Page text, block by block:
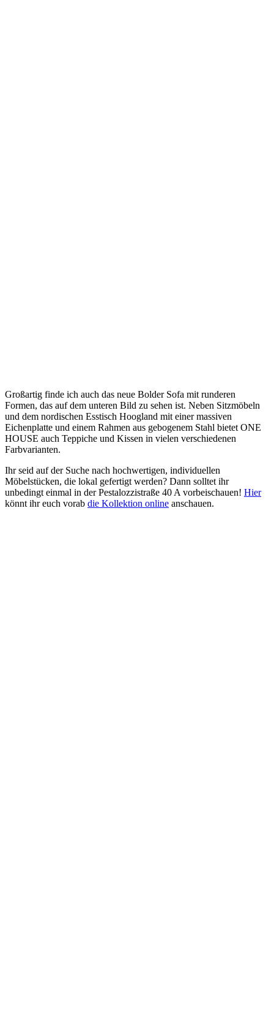
Großartig finde ich auch das neue Bolder Sofa mit runderen
Formen, das auf dem unteren Bild zu sehen ist. Neben Sitzmöbeln
und dem nordischen Esstisch Hoogland mit einer massiven
Eichenplatte und einem Rahmen aus gebogenem Stahl bietet ONE
HOUSE auch Teppiche und Kissen in vielen verschiedenen
Farbvarianten.
Ihr seid auf der Suche nach hochwertigen, individuellen
Möbelstücken, die lokal gefertigt werden? Dann solltet ihr
unbedingt einmal in der Pestalozzistraße 40 A vorbeischauen! Hier
könnt ihr euch vorab die Kollektion online anschauen.